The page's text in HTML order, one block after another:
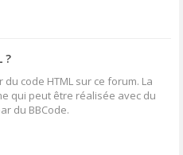
?
du code HTML sur ce forum. La
qui peut être réalisée avec du
du BBCode.